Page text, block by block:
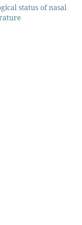
status of nasal